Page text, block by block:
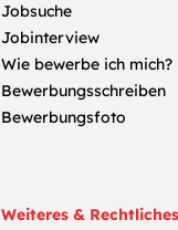
Jobsuche
Jobinterview
Wie bewerbe ich mich?
Bewerbungsschreiben
Bewerbungsfoto
Weiteres & Rechtliches